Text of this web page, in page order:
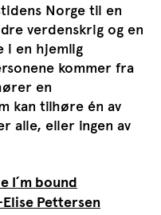
Norge til en
verdenskrig og en
i en hjemlig
kommer fra
en
kan tilhøre én av
alle, eller ingen av
I´m bound
Pettersen